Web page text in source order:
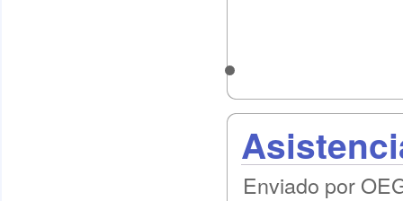
Enviado por